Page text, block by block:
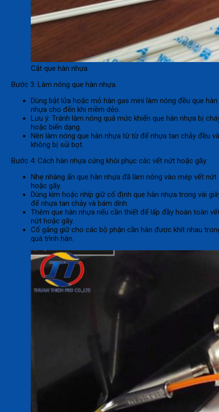
Cắt que hàn nhựa
Bước 3: Làm nóng que hàn nhựa.
Dùng bật lửa hoặc mỏ hàn gas mini làm nóng đều que hàn
nhựa cho đến khi mềm dẻo.
Lưu ý: Tránh làm nóng quá mức khiến que hàn nhựa bị
hoặc biến dạng.
Nên làm nóng que hàn nhựa từ từ để nhựa tan chảy đều và
không bị sủi bọt.
Bước 4: Cách hàn nhựa cứng khôi phục các vết nứt hoặc gãy.
Nhẹ nhàng ấn que hàn nhựa đã làm nóng vào mép vết nứt
hoặc gãy.
Dùng kìm hoặc nhíp giữ cố định que hàn nhựa trong vài
để nhựa tan chảy và bám dính.
Thêm que hàn nhựa nếu cần thiết để lấp đầy hoàn toàn
nứt hoặc gãy.
Cố gắng giữ cho các bộ phận cần hàn được khít nhau
quá trình hàn.